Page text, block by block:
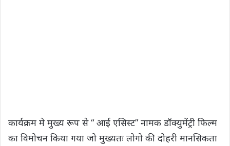
कार्यक्रम मे मुख्य रूप से “ आई एसिस्ट” नामक डॉक्युमेंट्री फिल्म
का विमोचन किया गया जो मुख्यतः लोगो की दोहरी मानसिकता